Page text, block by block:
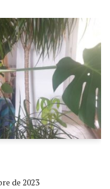
de 2023